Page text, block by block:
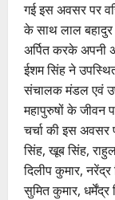
गई इस अवसर पर
के साथ लाल बहादुर
अर्पित करके अपनी
ईशम सिंह ने
संचालक मंडल एवं
महापुरुषों के जीवन
चर्चा की इस अवसर
सिंह, खूब सिंह,
दिलीप कुमार,
सुमित कुमार,